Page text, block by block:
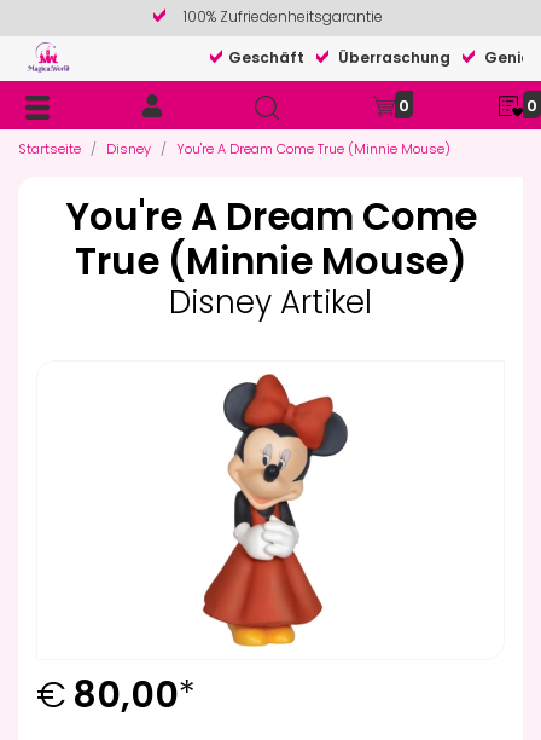
100% Zufriedenheitsgarantie
Geschäft
Überraschung
0 0
Startseite Disney You're A Dream Come True (Minnie Mouse)
You're A Dream Come
True (Minnie Mouse)
Disney Artikel
€80,00*